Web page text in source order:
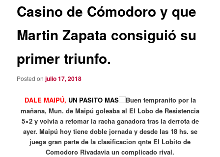
Casino de Cómodoro y que
Martin Zapata consiguió su
primer triunfo.
Posted onjulio 17, 2018
DALE MAIPÚ, UN PASITO MAS
Buen tempranito por la
mañana, Mun. de Maipú goleaba al El Lobo de Resistencia
5×2 y volvía a retomar la racha ganadora tras la derrota de
ayer. Maipú hoy tiene doble jornada y desde las 18 hs. se
juega gran parte de la clasificacion qnte El Lobito de
Comodoro Rivadavia un complicado rival.